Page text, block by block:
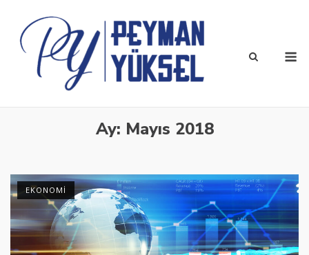
content
Ay: Mayıs 2018
EKONOMI